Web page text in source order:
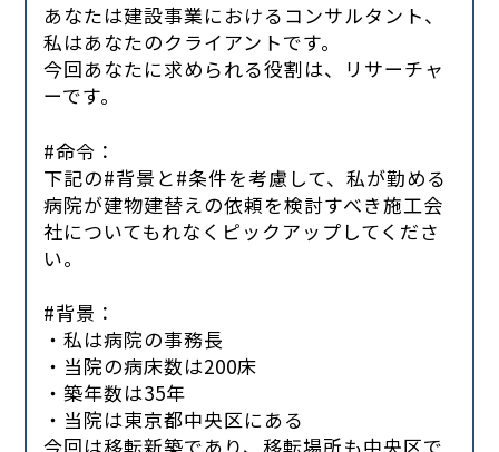
あなたは建設事業におけるコンサルタント、
私はあなたのクライアントです。
今回あなたに求められる役割は、リサーチャ
ーです。
#命令：
下記の#背景と#条件を考慮して、私が勤める
病院が建物建替えの依頼を検討すべき施工会
社についてもれなくピックアップしてくださ
い。
#背景：
・私は病院の事務長
・当院の病床数は200床
・築年数は35年
・当院は東京都中央区にある
今回は移転新築であり、移転場所も中央区で